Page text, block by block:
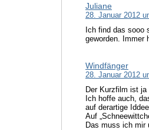
Juliane
28. Januar 2012
Ich find das sooo
geworden. Immer
Windfänger
28. Januar 2012
Der Kurzfilm ist
Ich hoffe auch,
auf derartige
Auf
Das muss ich mir